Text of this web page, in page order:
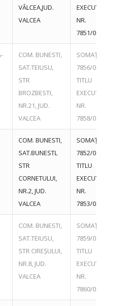
VÂLCEA,JUD.
VALCEA
EXECUTORIU
NR.
7851/
COM. BUNESTI,
SAT.TEIUSU,
STR
BROZBESTI,
NR.21, JUD.
VALCEA
SOMAȚIE
7856/
TITLU
EXECUTORIU
NR.
7858/
COM. BUNESTI,
SAT.BUNESTL
STR
CORNETULUI,
NR.2, JUD.
VALCEA
SOMAȚIE
7852/
TITLU
EXECUTORIU
NR.
7853/
COM. BUNESTI,
SAT.TEIUSU,
STR CIREȘULUI,
NR.8, JUD.
VALCEA
SOMAȚIE
7859/
TITLU
EXECUTORIU
NR.
7860/